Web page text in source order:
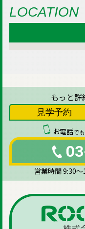
LOCATION
もっと詳
見学予約
お電話でも
営業時間 9:30～